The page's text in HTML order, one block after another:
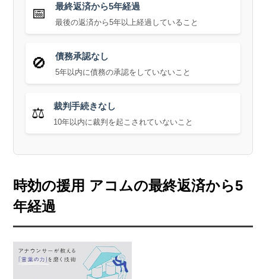
📅 最終返済から5年経過
最後の返済から5年以上経過していること
🚫 債務承認なし
5年以内に債務の承認をしていないこと
⚖️ 裁判手続きなし
10年以内に裁判を起こされていないこと
時効の援用 アコムの最終返済から5
年経過